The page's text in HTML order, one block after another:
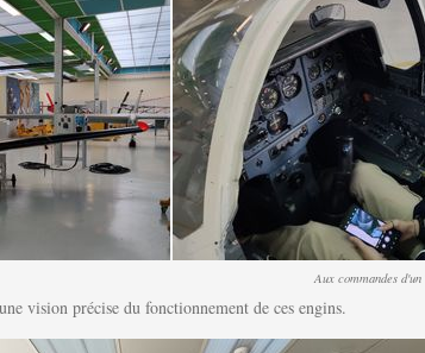
Aux commandes
vision précise du fonctionnement de ces engins.